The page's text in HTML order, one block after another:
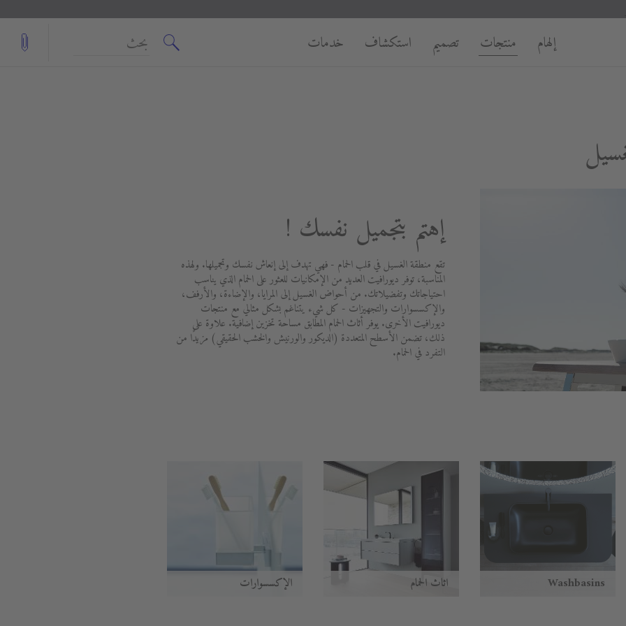
إلهام منتجات تصميم استكشاف خدمات
إهتم بتجميل نفسك !
تقع منطقة الغسيل في قلب الحمام - فهي تهدف إلى إنعاش نفسك وتجميلها. ولهذه
المناسبة، توفر ديورافيت العديد من الإمكانيات للعثور على الحمام الذي يناسب
احتياجاتك وتفضيلاتك. من أحواض الغسيل إلى المرايا، والإضاءة، والأرفف،
والإكسسوارات والتجهيزات - كل شيء يتناغم بشكل مثالي مع منتجات
ديورافيت الأخرى. يوفر أثاث الحمام المطابق مساحة تخزين إضافية. علاوة على
ذلك، تضمن الأسطح المتعددة (الديكور والورنيش والخشب الحقيقي) مزيدًا من
التفرد في الحمام.
Washbasins أثاث الحمام الإكسسوارات